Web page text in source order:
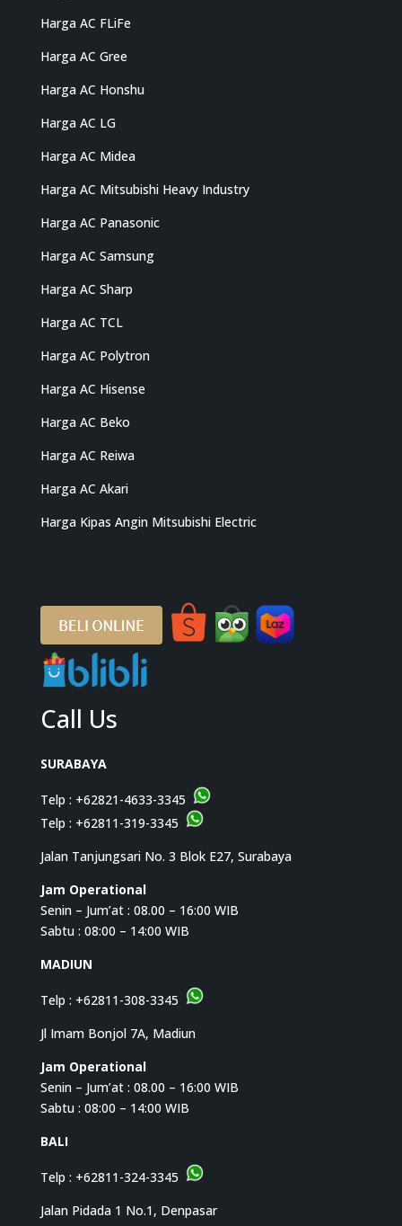
Harga AC FLiFe
Harga AC Gree
Harga AC Honshu
Harga AC LG
Harga AC Midea
Harga AC Mitsubishi Heavy Industry
Harga AC Panasonic
Harga AC Samsung
Harga AC Sharp
Harga AC TCL
Harga AC Polytron
Harga AC Hisense
Harga AC Beko
Harga AC Reiwa
Harga AC Akari
Harga Kipas Angin Mitsubishi Electric
Call Us
SURABAYA
Telp : +62821-4633-3345
Telp : +62811-319-3345
Jalan Tanjungsari No. 3 Blok E27, Surabaya
Jam Operational
Senin – Jum’at : 08.00 – 16:00 WIB
Sabtu : 08:00 – 14:00 WIB
MADIUN
Telp : +62811-308-3345
Jl Imam Bonjol 7A, Madiun
Jam Operational
Senin – Jum’at : 08.00 – 16:00 WIB
Sabtu : 08:00 – 14:00 WIB
BALI
Telp : +62811-324-3345
Jalan Pidada 1 No.1, Denpasar